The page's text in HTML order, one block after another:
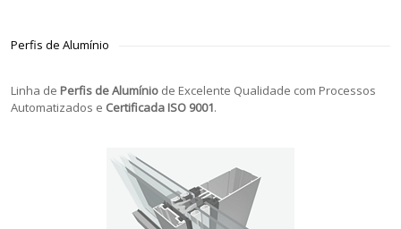
Perfis de Alumínio
Linha de Perfis de Alumínio de Excelente Qualidade com Processos
Automatizados e Certificada ISO 9001.